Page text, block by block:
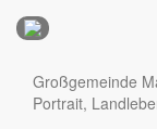
Nürnberg
Großgemeinde
Portrait,